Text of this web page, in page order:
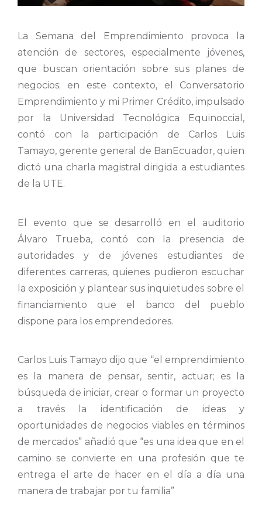
La Semana del Emprendimiento provoca la
atención de sectores, especialmente jóvenes,
que buscan orientación sobre sus planes de
negocios; en este contexto, el Conversatorio
Emprendimiento y mi Primer Crédito, impulsado
por la Universidad Tecnológica Equinoccial,
contó con la participación de Carlos Luis
Tamayo, gerente general de BanEcuador, quien
dictó una charla magistral dirigida a estudiantes
de la UTE.
El evento que se desarrolló en el auditorio
Álvaro Trueba, contó con la presencia de
autoridades y de jóvenes estudiantes de
diferentes carreras, quienes pudieron escuchar
la exposición y plantear sus inquietudes sobre el
financiamiento que el banco del pueblo
dispone para los emprendedores.
Carlos Luis Tamayo dijo que “el emprendimiento
es la manera de pensar, sentir, actuar; es la
búsqueda de iniciar, crear o formar un proyecto
a través la identificación de ideas y
oportunidades de negocios viables en términos
de mercados” añadió que “es una idea que en el
camino se convierte en una profesión que te
entrega el arte de hacer en el día a día una
manera de trabajar por tu familia”